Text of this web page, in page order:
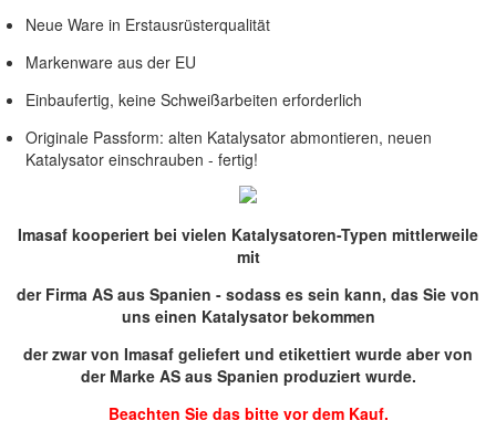
Neue Ware in Erstausrüsterqualität
Markenware aus der EU
Einbaufertig, keine Schweißarbeiten erforderlich
Originale Passform: alten Katalysator abmontieren, neuen
Katalysator einschrauben - fertig!
Imasaf kooperiert bei vielen Katalysatoren-Typen mittlerweile
mit
der Firma AS aus Spanien - sodass es sein kann, das Sie von
uns einen Katalysator bekommen
der zwar von Imasaf geliefert und etikettiert wurde aber von
der Marke AS aus Spanien produziert wurde.
Beachten Sie das bitte vor dem Kauf.